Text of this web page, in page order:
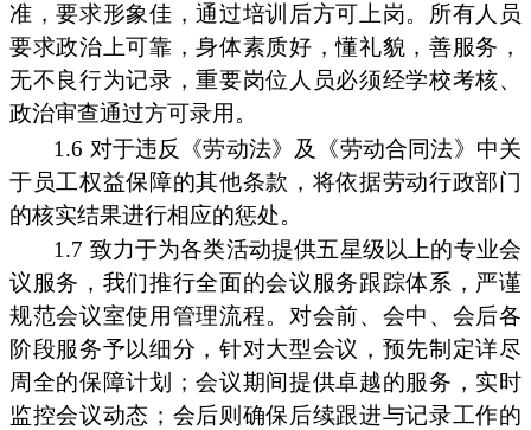
准，要求形象佳，通过培训后方可上岗。所有人员
要求政治上可靠，身体素质好，懂礼貌，善服务，
无不良行为记录，重要岗位人员必须经学校考核、
政治审查通过方可录用。
1.6 对于违反《劳动法》及《劳动合同法》中关
于员工权益保障的其他条款，将依据劳动行政部门
的核实结果进行相应的惩处。
1.7 致力于为各类活动提供五星级以上的专业会
议服务，我们推行全面的会议服务跟踪体系，严谨
规范会议室使用管理流程。对会前、会中、会后各
阶段服务予以细分，针对大型会议，预先制定详尽
周全的保障计划；会议期间提供卓越的服务，实时
监控会议动态；会后则确保后续跟进与记录工作的